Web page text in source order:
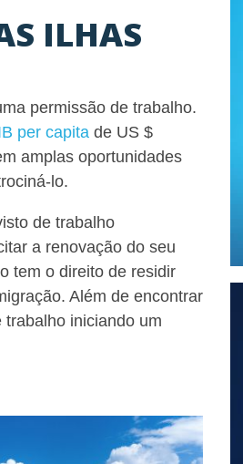
ILHAS
permissão de trabalho.
per capita de US $
amplas oportunidades
lo.
de trabalho
a renovação do seu
tem o direito de residir
Além de encontrar
iniciando um